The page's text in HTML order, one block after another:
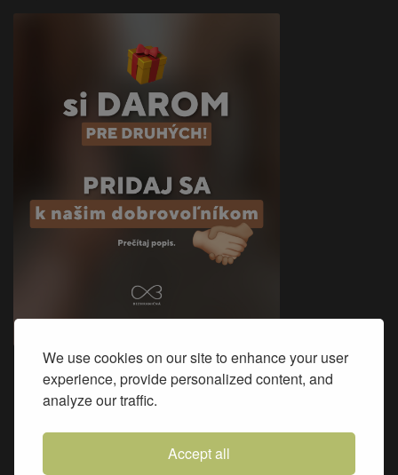
We use cookies on our site to enhance your user
experience, provide personalized content, and
analyze our traffic.
Accept all
Sme na Facebooku